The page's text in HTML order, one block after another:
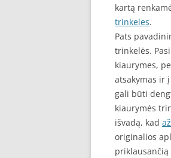
kartą
trinkeles.
Pats
trinkelės.
kiaurymes,
atsakymas ir
gali būti
kiaurymės
išvadą, kad
originalios